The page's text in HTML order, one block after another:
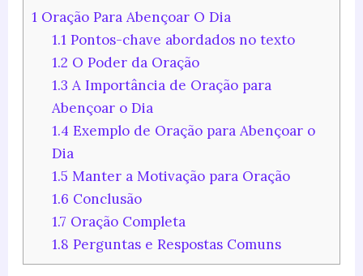
1Oração Para Abençoar O Dia
1.1 Pontos-chave abordados no texto
1.2 O Poder da Oração
1.3 A Importância de Oração para
Abençoar o Dia
1.4 Exemplo de Oração para Abençoar o
Dia
1.5 Manter a Motivação para Oração
1.6 Conclusão
1.7 Oração Completa
1.8 Perguntas e Respostas Comuns